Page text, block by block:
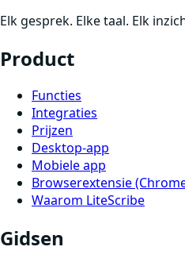
Elk gesprek. Elke taal. Elk
Product
Functies
Integraties
Prijzen
Desktop-app
Mobiele app
Browserextensie
Waarom LiteScribe
Gidsen